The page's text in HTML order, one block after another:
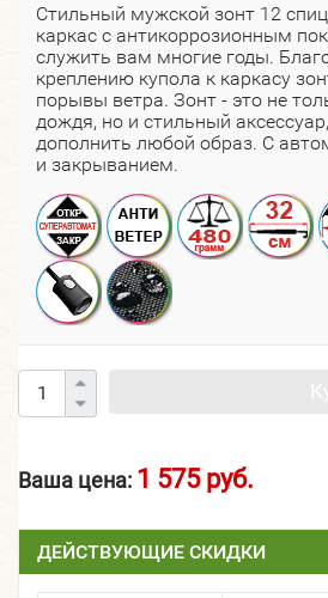
Стильный мужской зонт 12
каркас с антикоррозионным
служить вам многие годы.
креплению купола к каркасу
порывы ветра. Зонт - это не
дождя, но и стильный
дополнить любой образ.​ С
и закрыванием.
Ваша цена: 1 575 руб.
ДЕЙСТВУЮЩИЕ СКИДКИ